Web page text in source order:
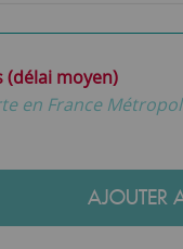
(délai moyen)
en France
AJOUTER